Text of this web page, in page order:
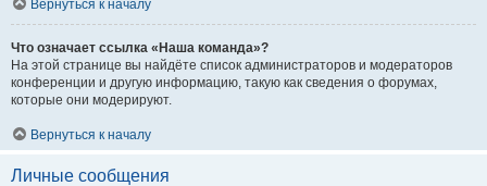
Вернуться к началу
Что означает ссылка «Наша команда»?
На этой странице вы найдёте список администраторов и модераторов
конференции и другую информацию, такую как сведения о форумах,
которые они модерируют.
Вернуться к началу
Личные сообщения